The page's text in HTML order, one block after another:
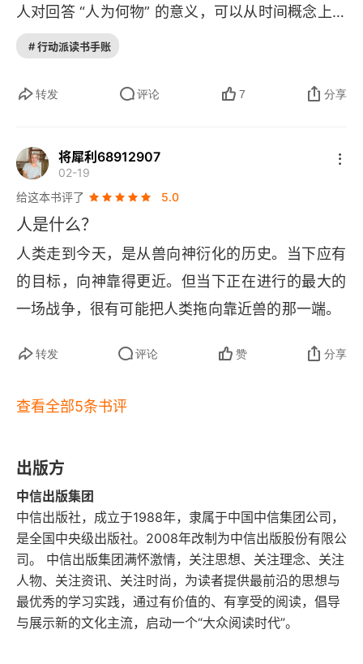
4 人欲即天理？物种繁衍的伦理问题
第五章 天也怒，地也怨：暴力人间
1 原始暴力：关于冤魂死鬼的统计
3 小国寡民：世界很大，谁敢去看？
第六章 天行纲，地走常：有序人间
1 部落内政：食、色与人口管理
4 大师之谬：从霍布斯、卢梭，到追随者
1 思之伟大：人类封神
2 信之力量：人类造神
3 生来平等：现代征服之难
4 养而有别：教育的奇效
的原因。如果没有时间，建议看最后一章即可，强
人对回答 “人为何物” 的意义，可以从时间概念上认
识。📕大脑是一个高耗能器官。人类大脑重量只占
耗占整个能量消耗的 25%，而猿类只占 8%。为了
物，也牺牲了很多肌肉，这增加了古猿和原始人觅
食的要求，也削弱了人类的暴力水平。
使智人在动物界脱颖而出，成为万物之灵开始主宰
世界。其后的农业革命使人类第一次获得了食物生
产者的身份，使人类获得了充足稳定的食物供应，
进入大型社会的发展阶段，标志着原始社会的终结
和文明社会的开启。📕大脑生理结构的改变，使大
脑功能发生了质的改变，在想象力、逻辑能力和情
想象力、逻辑能力和情感能力，都要通过语言能力
人的神力。语言是人类思维和情感能力的载体，代
我们将超越现实的思维方法称为想象力或创造性思
维。超越现实的思维能力有两种：一是对现实进行
符合逻辑的延伸，达到直观和经验无法企及的境
界；二是不顾事实，凭空想象，创造出只在人的头
脑中存在的事物，包括对事实进行任意重组。这两
# 行动派读书手账
转发 评论 7 分享
将犀利68912907
02-19
给这本书评了
5.0
人是什么？
人类走到今天，是从兽向神衍化的历史。当下应有
的目标，向神靠得更近。但当下正在进行的最大的
一场战争，很有可能把人类拖向靠近兽的那一端。
转发 评论 赞 分享
查看全部5条书评
出版方
中信出版集团
中信出版社，成立于1988年，隶属于中国中信集团公司，
是全国中央级出版社。2008年改制为中信出版股份有限公
司。 中信出版集团满怀激情，关注思想、关注理念、关注
人物、关注资讯、关注时尚，为读者提供最前沿的思想与
最优秀的学习实践，通过有价值的、有享受的阅读，倡导
与展示新的文化主流，启动一个“大众阅读时代”。